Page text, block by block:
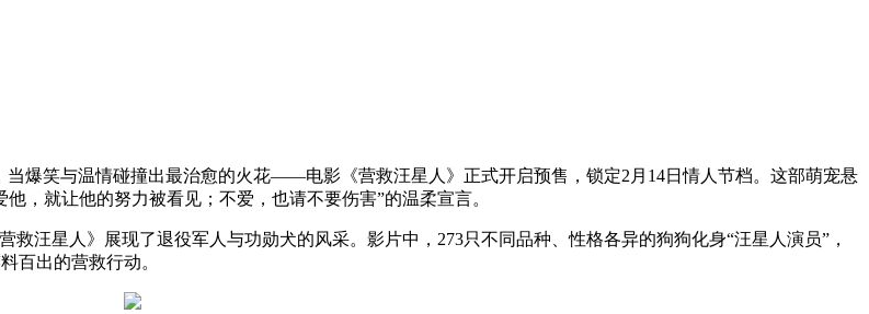
当爆笑与温情碰撞出最治愈的火花——电影《营救汪星人》正式开启预售，锁定2月14日情人节档。这部萌宠悬
，就让他的努力被看见；不爱，也请不要伤害”的温柔宣言。
星人》展现了退役军人与功勋犬的风采。影片中，273只不同品种、性格各异的狗狗化身“汪星人演员”，
百出的营救行动。